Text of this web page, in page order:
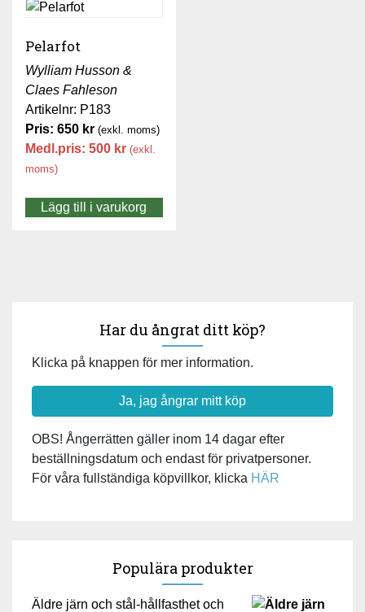
Pelarfot
Wylliam Husson &
Claes Fahleson
Artikelnr: P183
Pris: 650 kr (exkl. moms)
Medl.pris: 500 kr (exkl.
moms)
Lägg till i varukorg
Har du ångrat ditt köp?
Klicka på knappen för mer information.
Ja, jag ångrar mitt köp
OBS! Ångerrätten gäller inom 14 dagar efter
beställningsdatum och endast för privatpersoner.
För våra fullständiga köpvillkor, klicka HÄR
Populära produkter
Äldre järn och stål-hållfasthet och